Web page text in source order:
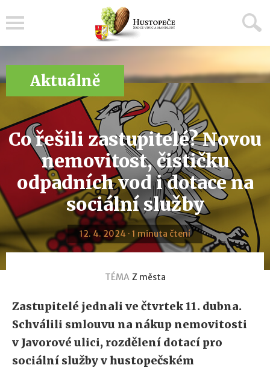
Aktuálně
Co řešili zastupitelé? Novou
nemovitost, čističku
odpadních vod i dotace na
sociální služby
12. 4. 2024 · 1 minuta čtení
TÉMA Z města
Zastupitelé jednali ve čtvrtek 11. dubna.
Schválili smlouvu na nákup nemovitosti
v Javorové ulici, rozdělení dotací pro
sociální služby v hustopečském